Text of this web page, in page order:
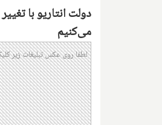
دولت انتاریو با
می‌کنیم
لطفا روی عکس تبلیغات زیر